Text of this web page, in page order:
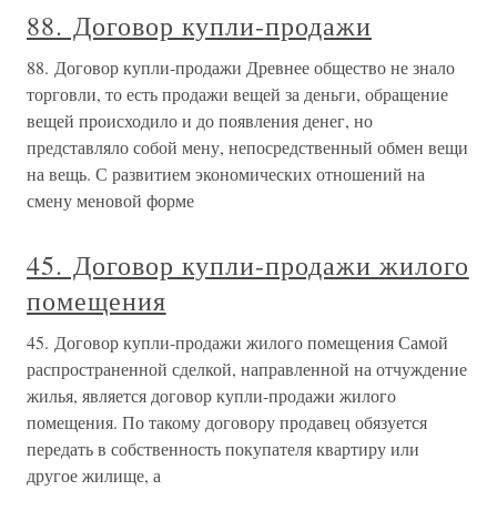
88. Договор купли-продажи
88. Договор купли-продажи Древнее общество не знало
торговли, то есть продажи вещей за деньги, обращение
вещей происходило и до появления денег, но
представляло собой мену, непосредственный обмен вещи
на вещь. С развитием экономических отношений на
смену меновой форме
45. Договор купли-продажи жилого
помещения
45. Договор купли-продажи жилого помещения Самой
распространенной сделкой, направленной на отчуждение
жилья, является договор купли-продажи жилого
помещения. По такому договору продавец обязуется
передать в собственность покупателя квартиру или
другое жилище, а